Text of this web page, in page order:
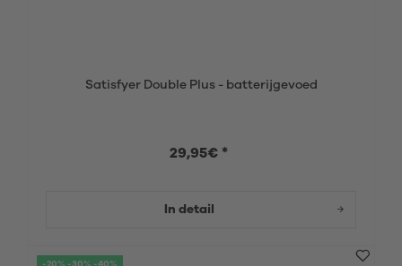
Satisfyer Double Plus - batterijgevoed
29,95€ *
In detail